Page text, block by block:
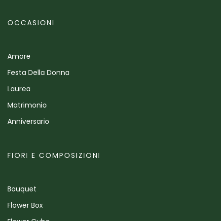
OCCASIONI
Amore
Festa Della Donna
Laurea
Matrimonio
Anniversario
FIORI E COMPOSIZIONI
Bouquet
Flower Box